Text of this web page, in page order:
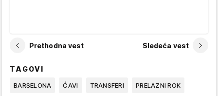
Prethodna vest Sledeća vest
TAGOVI
BARSELONA ĆAVI TRANSFERI PRELAZNI ROK